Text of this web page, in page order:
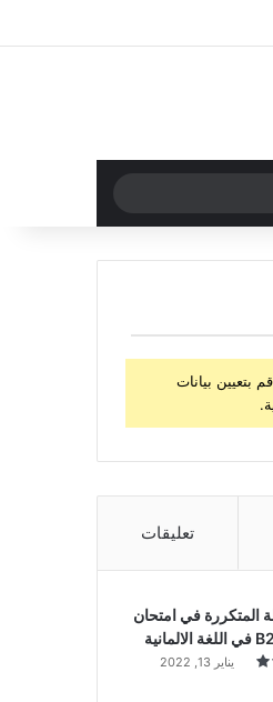
عن
بتعيين بيانات
تعليقات
المتكررة في امتحان
يناير 13, 2022